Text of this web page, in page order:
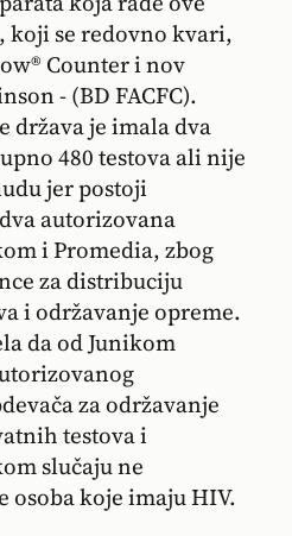
koji se redovno kvari,
Counter i nov
- (BD FACFC).
država je imala dva
480 testova ali nije
jer postoji
autorizovana
i Promedia, zbog
za distribuciju
i održavanje opreme.
da od Junikom
za održavanje
testova i
slučaju ne
osoba koje imaju HIV.